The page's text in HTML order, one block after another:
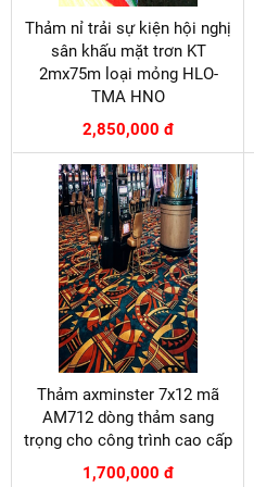
Thảm nỉ trải sự kiện hội nghị
sân khấu mặt trơn KT
2mx75m loại mỏng HLO-
TMA HNO
2,850,000 đ
Thảm axminster 7x12 mã
AM712 dòng thảm sang
trọng cho công trình cao cấp
1,700,000 đ